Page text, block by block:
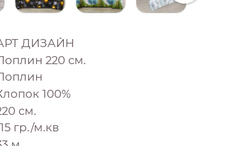
ДИЗАЙН
220 см.
100%
см.
гр./м.кв